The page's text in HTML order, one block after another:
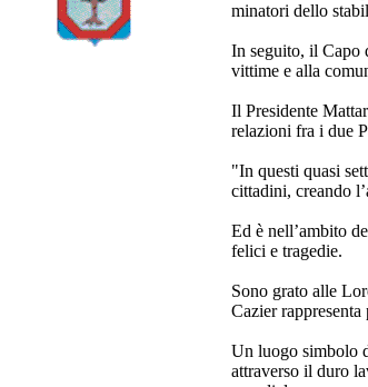
minatori dello
In seguito, il Capo
vittime e alla
Il Presidente
relazioni fra i due
"In questi quasi
cittadini, creando
Ed è nell’ambito
felici e tragedie.
Sono grato alle
Cazier
Un luogo simbolo
attraverso il duro